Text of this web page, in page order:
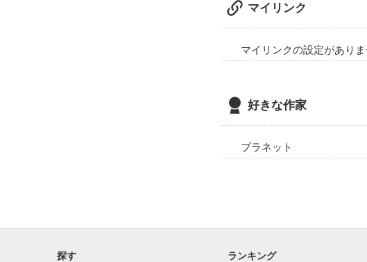
それではどうぞ！
作家名『せりりほ』
の検索を！！
感想や一言コメント、お待
日向　斗蒼（ひゅうが　とあ
風早　御白（かざはや　みは
高坂　夜絃（こうさか　やい
×
*･゜ﾟ･*:.｡..｡.:*･甘々なカレ
マイリンク
マイリンクの設定がありま
好きな作家
プラネット
探す ランキング